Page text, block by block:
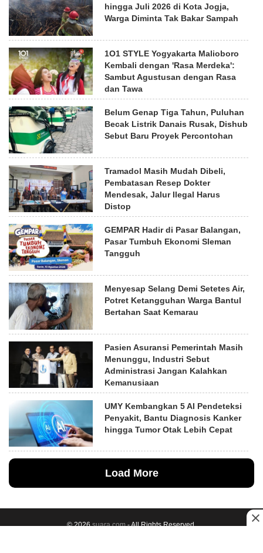
hingga Juli 2026 di Kota Jogja,
Warga Diminta Tak Bakar Sampah
1O1 STYLE Yogyakarta Malioboro
Kembali dengan 'Rasa Merdeka':
Sambut Agustusan dengan Rasa
dan Tawa
Belum Genap Tiga Tahun, Puluhan
Becak Listrik Danais Rusak, Dishub
Sebut Baru Proyek Percontohan
Tramadol Masih Mudah Dibeli,
Pembatasan Resep Dokter
Mendesak, Jalur Ilegal Harus
Distop
GEMPAR Hadir di Pasar Balangan,
Pasar Tumbuh Ekonomi Sleman
Tangguh
Menyesap Selang Demi Setetes Air,
Potret Ketangguhan Warga Bantul
Bertahan Saat Kemarau
Pasien Asuransi Pemerintah Masih
Menunggu, Industri Sebut
Administrasi Jangan Kalahkan
Kemanusiaan
UMY Kembangkan 5 AI Pendeteksi
Penyakit, Bantu Diagnosis Kanker
hingga Tumor Otak Lebih Cepat
Load More
© 2026suara.com- All Rights Reserved.